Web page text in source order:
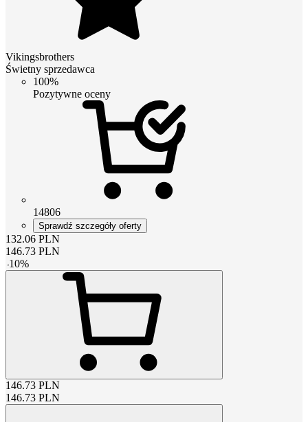
Vikingsbrothers
Świetny sprzedawca
100%
Pozytywne oceny
14806
Sprawdź szczegóły oferty
132.06 PLN
146.73 PLN
-10%
146.73 PLN
146.73 PLN